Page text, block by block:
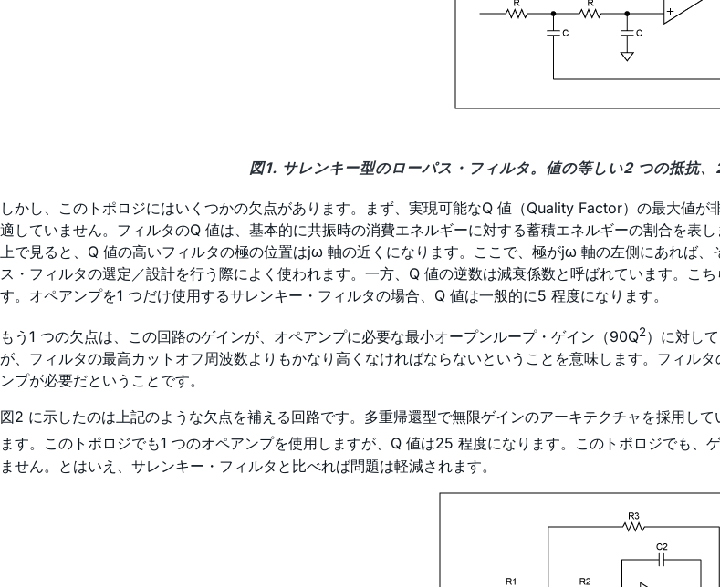
図1. サレンキー型のローパス・フィルタ。値の等しい2 つの抵抗、
しかし、このトポロジにはいくつかの欠点があります。まず、実現可能なQ 値（Quality Factor）の最大値
適していません。フィルタのQ 値は、基本的に共振時の消費エネルギーに対する蓄積エネルギーの割合を表
上で見ると、Q 値の高いフィルタの極の位置はjω 軸の近くになります。ここで、極がjω 軸の左側にあれば
ス・フィルタの選定／設計を行う際によく使われます。一方、Q 値の逆数は減衰係数と呼ばれています。こ
す。オペアンプを1 つだけ使用するサレンキー・フィルタの場合、Q 値は一般的に5 程度になります。
もう1 つの欠点は、この回路のゲインが、オペアンプに必要な最小オープンループ・ゲイン（90Q2）に対し
が、フィルタの最高カットオフ周波数よりもかなり高くなければならないということを意味します。フィル
ンプが必要だということです。
図2 に示したのは上記のような欠点を補える回路です。多重帰還型で無限ゲインのアーキテクチャを採用し
ます。このトポロジでも1 つのオペアンプを使用しますが、Q 値は25 程度になります。このトポロジでも、
ません。とはいえ、サレンキー・フィルタと比べれば問題は軽減されます。